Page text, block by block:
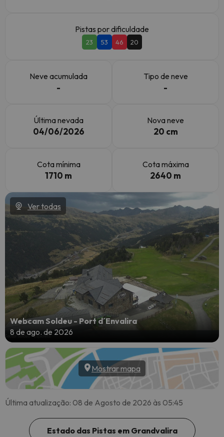
Pistas por dificuldade
23 53 46 20
Neve acumulada
-
Tipo de neve
-
Última nevada
04/06/2026
Nova neve
20 cm
Cota mínima
1710 m
Cota máxima
2640 m
Ver todas
Webcam Soldeu - Port d´Envalira
8 de ago. de 2026
Mostrar mapa
Última atualização: 08 de Agosto de 2026 às 05:45
Estado das Pistas em Grandvalira